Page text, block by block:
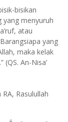
bisikan
yang menyuruh
atau
yang
maka kelak
An-Nisa’
Rasulullah